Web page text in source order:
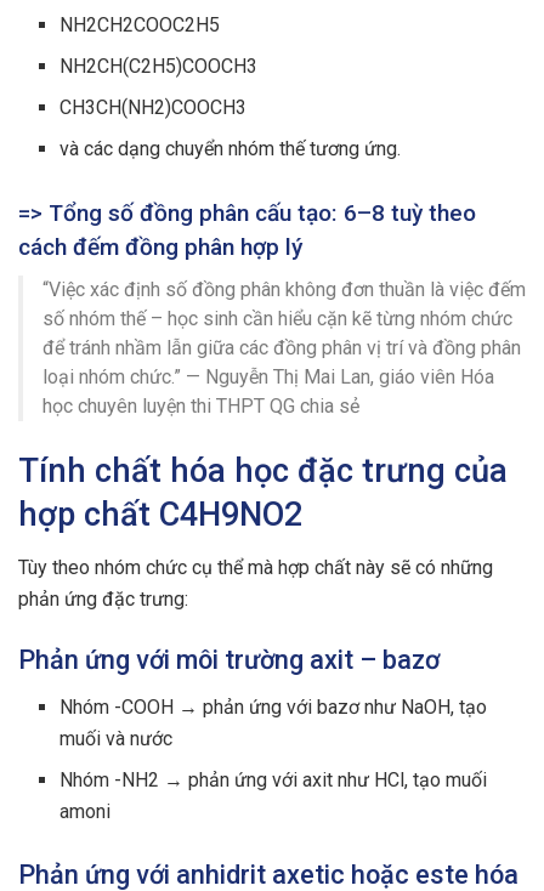
NH2CH2COOC2H5
NH2CH(C2H5)COOCH3
CH3CH(NH2)COOCH3
và các dạng chuyển nhóm thế tương ứng.
=> Tổng số đồng phân cấu tạo: 6–8 tuỳ theo
cách đếm đồng phân hợp lý
“Việc xác định số đồng phân không đơn thuần là việc đếm
số nhóm thế – học sinh cần hiểu cặn kẽ từng nhóm chức
để tránh nhầm lẫn giữa các đồng phân vị trí và đồng phân
loại nhóm chức.” — Nguyễn Thị Mai Lan, giáo viên Hóa
học chuyên luyện thi THPT QG chia sẻ
Tính chất hóa học đặc trưng của
hợp chất C4H9NO2
Tùy theo nhóm chức cụ thể mà hợp chất này sẽ có những
phản ứng đặc trưng:
Phản ứng với môi trường axit – bazơ
Nhóm -COOH → phản ứng với bazơ như NaOH, tạo
muối và nước
Nhóm -NH2 → phản ứng với axit như HCl, tạo muối
amoni
Phản ứng với anhidrit axetic hoặc este hóa